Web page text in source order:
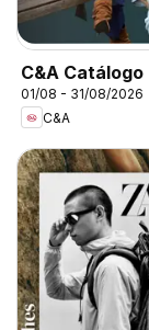
C&A Catálogo
01/08 - 31/08/2026
C&A